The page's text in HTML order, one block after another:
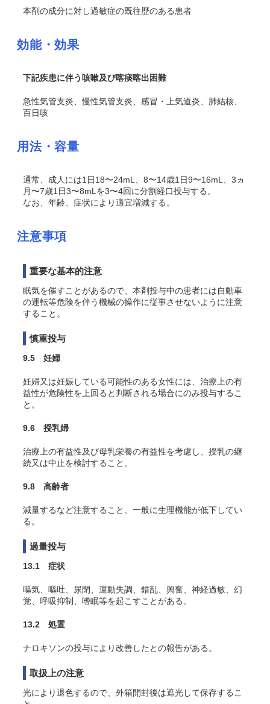
本剤の成分に対し過敏症の既往歴のある患者
効能・効果
下記疾患に伴う咳嗽及び喀痰喀出困難
急性気管支炎、慢性気管支炎、感冒・上気道炎、肺結核、
百日咳
用法・容量
通常、成人には1日18〜24mL、8〜14歳1日9〜16mL、3ヵ
月〜7歳1日3〜8mLを3〜4回に分割経口投与する。
なお、年齢、症状により適宜増減する。
注意事項
重要な基本的注意
眠気を催すことがあるので、本剤投与中の患者には自動車
の運転等危険を伴う機械の操作に従事させないように注意
すること。
慎重投与
9.5 妊婦
妊婦又は妊娠している可能性のある女性には、治療上の有
益性が危険性を上回ると判断される場合にのみ投与するこ
と。
9.6 授乳婦
治療上の有益性及び母乳栄養の有益性を考慮し、授乳の継
続又は中止を検討すること。
9.8 高齢者
減量するなど注意すること。一般に生理機能が低下してい
る。
過量投与
13.1 症状
嘔気、嘔吐、尿閉、運動失調、錯乱、興奮、神経過敏、幻
覚、呼吸抑制、嗜眠等を起こすことがある。
13.2 処置
ナロキソンの投与により改善したとの報告がある。
取扱上の注意
光により退色するので、外箱開封後は遮光して保存するこ